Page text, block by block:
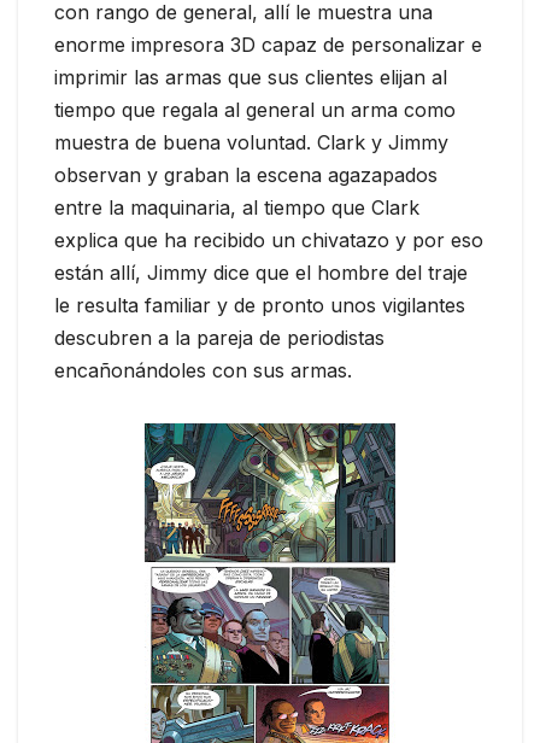
con rango de general, allí le muestra una
enorme impresora 3D capaz de personalizar e
imprimir las armas que sus clientes elijan al
tiempo que regala al general un arma como
muestra de buena voluntad. Clark y Jimmy
observan y graban la escena agazapados
entre la maquinaria, al tiempo que Clark
explica que ha recibido un chivatazo y por eso
están allí, Jimmy dice que el hombre del traje
le resulta familiar y de pronto unos vigilantes
descubren a la pareja de periodistas
encañonándoles con sus armas.